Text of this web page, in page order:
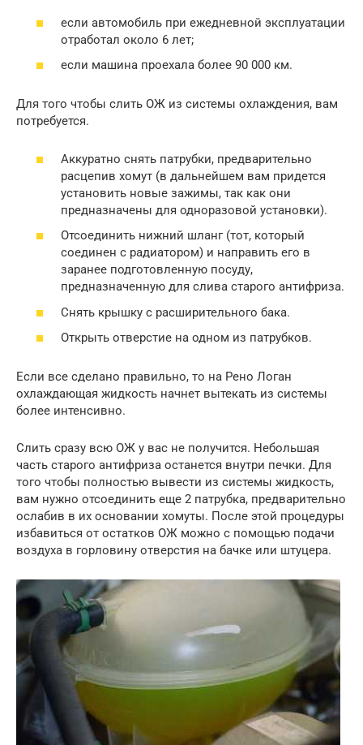
если автомобиль при ежедневной эксплуатации
отработал около 6 лет;
если машина проехала более 90 000 км.
Для того чтобы слить ОЖ из системы охлаждения, вам
потребуется.
Аккуратно снять патрубки, предварительно
расцепив хомут (в дальнейшем вам придется
установить новые зажимы, так как они
предназначены для одноразовой установки).
Отсоединить нижний шланг (тот, который
соединен с радиатором) и направить его в
заранее подготовленную посуду,
предназначенную для слива старого антифриза.
Снять крышку с расширительного бака.
Открыть отверстие на одном из патрубков.
Если все сделано правильно, то на Рено Логан
охлаждающая жидкость начнет вытекать из системы
более интенсивно.
Слить сразу всю ОЖ у вас не получится. Небольшая
часть старого антифриза останется внутри печки. Для
того чтобы полностью вывести из системы жидкость,
вам нужно отсоединить еще 2 патрубка, предварительно
ослабив в их основании хомуты. После этой процедуры
избавиться от остатков ОЖ можно с помощью подачи
воздуха в горловину отверстия на бачке или штуцера.